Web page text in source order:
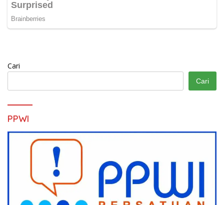
Cari
Cari
PPWI